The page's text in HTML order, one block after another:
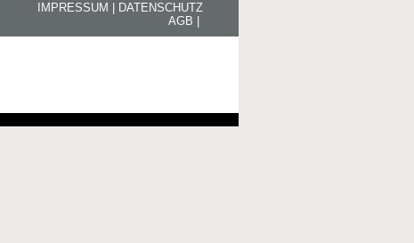
DATENSCHUTZ
IMPRESSUM |
AGB |